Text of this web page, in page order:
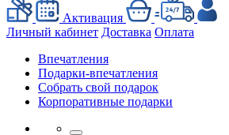
Активация
Личный кабинет Доставка Оплата
Впечатления
Подарки-впечатления
Собрать свой подарок
Корпоративные подарки